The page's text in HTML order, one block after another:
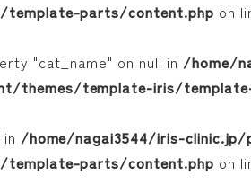
parts/content.php on
"cat_name" on null in /home/
themes/template-iris/
/home/nagai3544/iris-clinic.jp/
parts/content.php on